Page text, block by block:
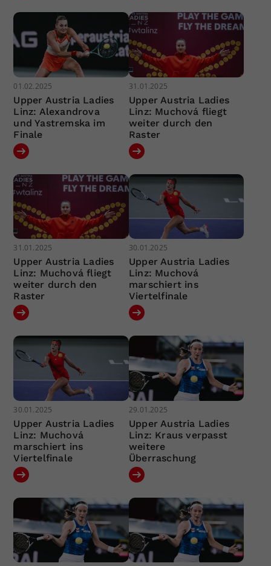
01.02.2025
Upper Austria Ladies
Linz: Alexandrova
und Yastremska im
Finale
31.01.2025
Upper Austria Ladies
Linz: Muchová fliegt
weiter durch den
Raster
31.01.2025
Upper Austria Ladies
Linz: Muchová fliegt
weiter durch den
Raster
30.01.2025
Upper Austria Ladies
Linz: Muchová
marschiert ins
Viertelfinale
30.01.2025
Upper Austria Ladies
Linz: Muchová
marschiert ins
Viertelfinale
29.01.2025
Upper Austria Ladies
Linz: Kraus verpasst
weitere
Überraschung